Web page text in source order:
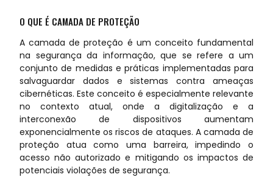
O QUE É CAMADA DE PROTEÇÃO
A camada de proteção é um conceito fundamental
na segurança da informação, que se refere a um
conjunto de medidas e práticas implementadas para
salvaguardar dados e sistemas contra ameaças
cibernéticas. Este conceito é especialmente relevante
no contexto atual, onde a digitalização e a
interconexão de dispositivos aumentam
exponencialmente os riscos de ataques. A camada de
proteção atua como uma barreira, impedindo o
acesso não autorizado e mitigando os impactos de
potenciais violações de segurança.